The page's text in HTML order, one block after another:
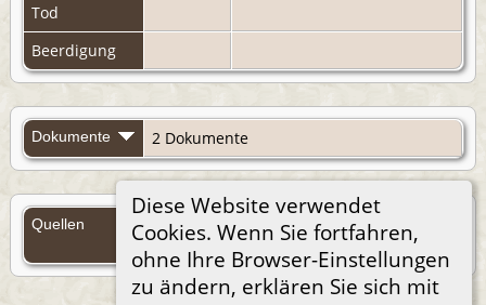
Diese Website verwendet
Cookies. Wenn Sie fortfahren,
ohne Ihre Browser-Einstellungen
zu ändern, erklären Sie sich mit
Tod
Beerdigung
Dokumente 2 Dokumente
Quellen
Quellen (Anmelden)